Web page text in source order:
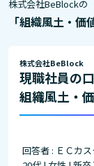
株式会社BeBlockの
「組織風土・価
株式会社BeBlock
現職社員の
組織風土・
回答者 : ＥＣカ